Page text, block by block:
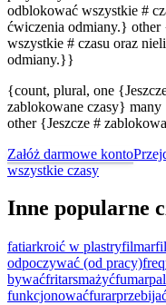
odblokować wszystkie #
ćwiczenia odmiany.}
wszystkie # czasu oraz
odmiany.}}
{count, plural, one
zablokowane czasy}
other {Jeszcze #
Załóż darmowe konto
wszystkie czasy
Inne popularne
fatiarkroić w plastryfilmar
odpoczywać (od pracy)
bywaćfritarsmażyćfumar
funkcjonowaćfurar